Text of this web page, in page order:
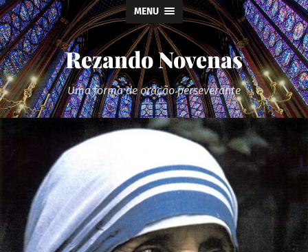
MENU
Rezando Novenas
Uma forma de oração perseverante